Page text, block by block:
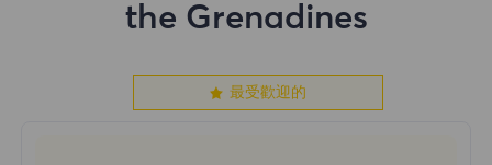
the Grenadines
最受歡迎的